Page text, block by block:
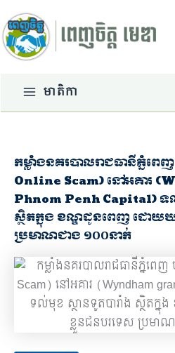
to
content
Mainមាតិកា
កម្លាំងនគរបាលរាជធានីភ្នំពេ
Online Scam) នៅអគារ
Phnom Penh Capital) ទ
ស្ថិតក្នុង ខណ្ឌដូនពេញ ដោយ
ប្រមាណជាង ១០០នាក់